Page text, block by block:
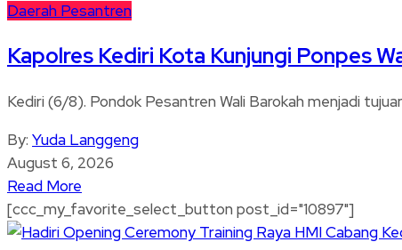
Daerah Pesantren
Kapolres Kediri Kota Kunjungi Ponpes
Kediri (6/8). Pondok Pesantren Wali Barokah menjadi
By: Yuda Langgeng
August 6, 2026
Read More
[ccc_my_favorite_select_button post_id="10897"]